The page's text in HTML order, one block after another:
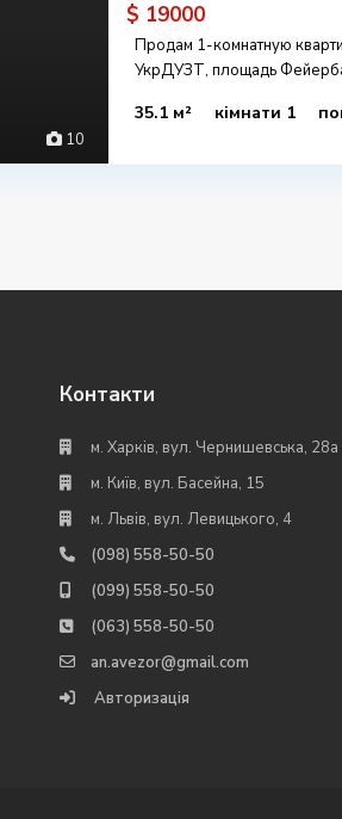
10
$ 19000
Продам 1-комнатную
УкрДУЗТ, площадь
35.1 м² кімнати 1
Контакти
м. Харків, вул. Чернишевська, 28а
м. Київ, вул. Басейна, 15
м. Львів, вул. Левицького, 4
(098) 558-50-50
(099) 558-50-50
(063) 558-50-50
an.avezor@gmail.com
Авторизація